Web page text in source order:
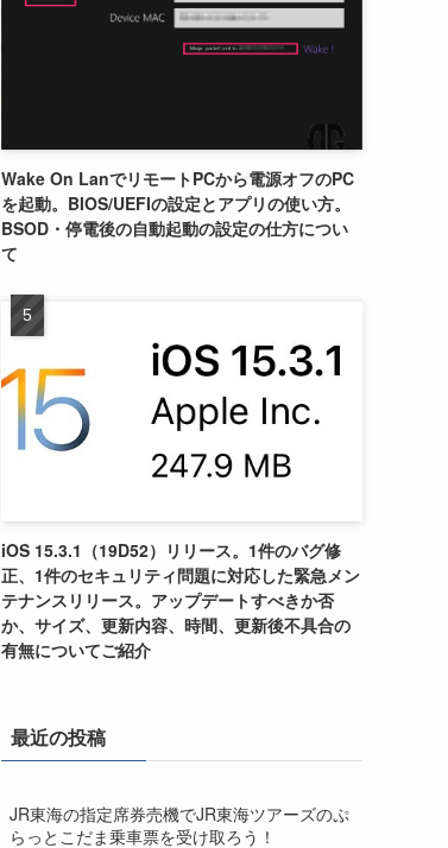
Wake On LanでリモートPCから電源オフのPC
を起動。BIOS/UEFIの設定とアプリの使い方。
BSOD・停電後の自動起動の設定の仕方につい
て
iOS 15.3.1（19D52）リリース。1件のバグ修
正、1件のセキュリティ問題に対応した緊急メン
テナンスリリース。アップデートすべきか否
か、サイズ、更新内容、時間、更新後不具合の
有無についてご紹介
最近の投稿
JR東海の指定席券売機でJR東海ツアーズのぷ
らっとこだま乗車票を受け取ろう！